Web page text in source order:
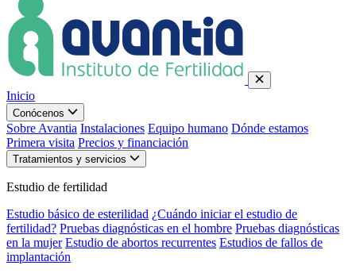
Inicio
Conócenos
Sobre Avantia Instalaciones Equipo humano Dónde estamos
Primera visita Precios y financiación
Tratamientos y servicios
Estudio de fertilidad
Estudio básico de esterilidad ¿Cuándo iniciar el estudio de
fertilidad? Pruebas diagnósticas en el hombre Pruebas diagnósticas
en la mujer Estudio de abortos recurrentes Estudios de fallos de
implantación